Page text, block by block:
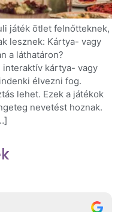
játék ötlet felnőtteknek,
lesznek: Kártya- vagy
a láthatáron?
interaktív kártya- vagy
élvezni fog.
lehet. Ezek a játékok
nevetést hoznak.